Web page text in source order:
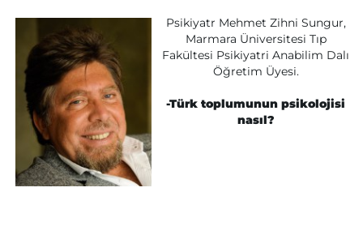
Psikiyatr Mehmet Zihni Sungur,
Marmara Üniversitesi Tıp
Fakültesi Psikiyatri Anabilim Dalı
Öğretim Üyesi.
-Türk toplumunun psikolojisi
nasıl?